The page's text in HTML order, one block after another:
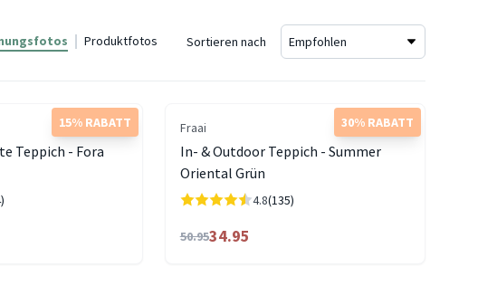
Produktfotos Sortieren nach
15% RABATT
Teppich - Fora
30% RABATT
Fraai
In- & Outdoor Teppich - Summer
Oriental Grün
4.8(135)
50.9534.95